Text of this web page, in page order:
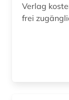
Verlag
frei